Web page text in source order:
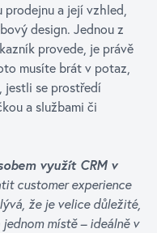
prodejnu a její vzhled,
design. Jednou z
provede, je právě
musíte brát v potaz,
jestli se prostředí
a službami či
využít CRM v
customer experience
že je velice důležité,
místě – ideálně v